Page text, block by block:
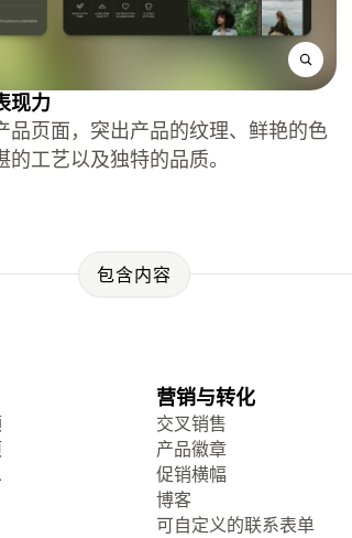
现力
品页面，突出产品的纹理、鲜艳的色
的工艺以及独特的品质。
包含内容
营销与转化
交叉销售
产品徽章
促销横幅
博客
可自定义的联系表单